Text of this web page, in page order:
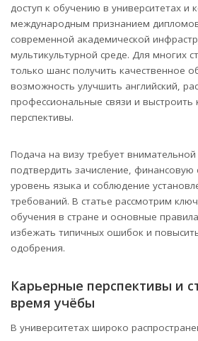
доступ к обучению в университетах и
международным признанием
современной академической
мультикультурной среде. Для многих
только шанс получить качественное
возможность улучшить английский,
профессиональные связи и выстроить
перспективы.
Подача на визу требует
подтвердить зачисление, финансовую
уровень языка и соблюдение
требований. В статье рассмотрим
обучения в стране и основные
избежать типичных ошибок и
одобрения.
Карьерные перспективы и
время учёбы
В университетах широко